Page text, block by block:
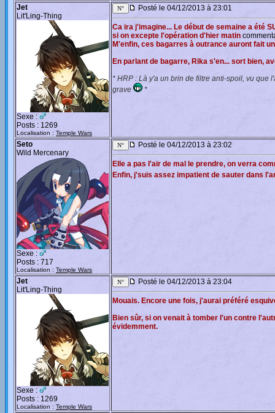
Jet
Lit'Ling-Thing
Sexe :
Posts : 1269
Localisation : Temple Wars
Posté le 04/12/2013 à 23:01
Ca ira j'imagine... Le début de semaine a été
si on excepte l'opération d'hier matin
M'enfin, ces bagarres à outrance auront fait
En parlant de bagarre, Rika s'en... sort bien,
* HRP : Là y'a un brin de filtre anti-spoil, vu que
grave
*
Seto
Wild Mercenary
Sexe :
Posts : 717
Localisation : Temple Wars
Posté le 04/12/2013 à 23:02
Elle a pas l'air de mal le prendre, on verra
Enfin, j'suis assez impatient de sauter dans
Jet
Lit'Ling-Thing
Sexe :
Posts : 1269
Localisation : Temple Wars
Posté le 04/12/2013 à 23:04
Mouais. Encore une fois, j'aurai préféré
Bien sûr, si on venait à tomber l'un contre
évidemment.